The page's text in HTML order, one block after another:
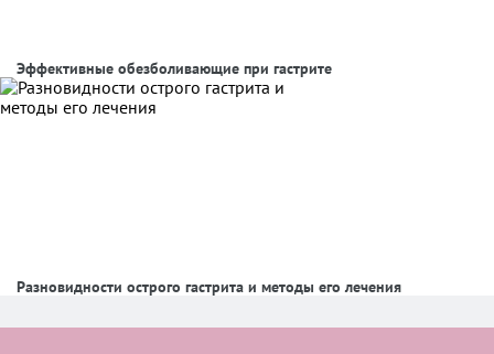
Эффективные обезболивающие при гастрите
Разновидности острого гастрита и методы его лечения